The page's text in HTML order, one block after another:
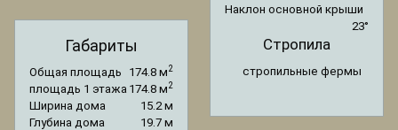
Габариты
Общая площадь 174.8 м2
площадь 1 этажа 174.8 м2
Ширина дома
15.2 м
Глубина дома
19.7 м
Наклон основной крыши
23°
Стропила
стропильные фермы